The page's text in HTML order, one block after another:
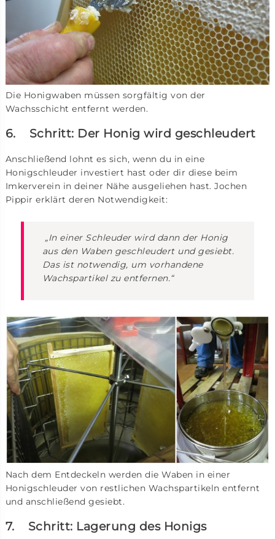
Die Honigwaben müssen sorgfältig von der
Wachsschicht entfernt werden.
6. Schritt: Der Honig wird geschleudert
Anschließend lohnt es sich, wenn du in eine
Honigschleuder investiert hast oder dir diese beim
Imkerverein in deiner Nähe ausgeliehen hast. Jochen
Pippir erklärt deren Notwendigkeit:
„In einer Schleuder wird dann der Honig
aus den Waben geschleudert und gesiebt.
Das ist notwendig, um vorhandene
Wachspartikel zu entfernen.“
Nach dem Entdeckeln werden die Waben in einer
Honigschleuder von restlichen Wachspartikeln entfernt
und anschließend gesiebt.
7. Schritt: Lagerung des Honigs